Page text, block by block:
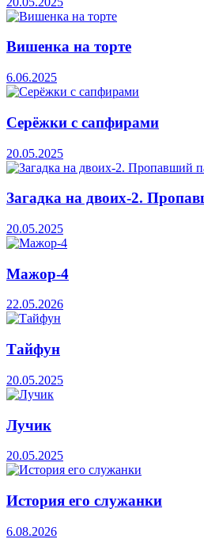
Вишенка на торте
6.06.2025
Серёжки с сапфирами
20.05.2025
Загадка на двоих-2.
20.05.2025
Мажор-4
22.05.2026
Тайфун
20.05.2025
Лучик
20.05.2025
История его служанки
6.08.2026